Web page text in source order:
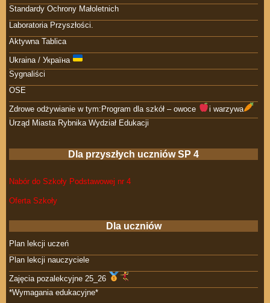
Standardy Ochrony Małoletnich
Laboratoria Przyszłości.
Aktywna Tablica
Ukraina / Україна
Sygnaliści
OSE
Zdrowe odżywianie w tym:Program dla szkół – owoce
i warzywa
Urząd Miasta Rybnika Wydział Edukacji
Dla przyszłych uczniów SP 4
Nabór do Szkoły Podstawowej nr 4
Oferta Szkoły
Dla uczniów
Plan lekcji uczeń
Plan lekcji nauczyciele
Zajęcia pozalekcyjne 25_26
*Wymagania edukacyjne*